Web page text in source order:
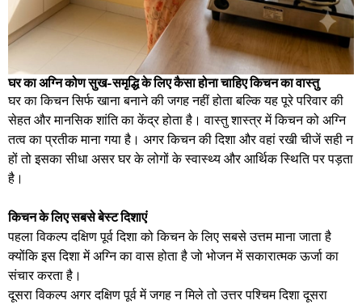
घर का अग्नि कोण सुख-समृद्धि के लिए कैसा होना चाहिए किचन का वास्तु
घर का किचन सिर्फ खाना बनाने की जगह नहीं होता बल्कि यह पूरे परिवार की
सेहत और मानसिक शांति का केंद्र होता है। वास्तु शास्त्र में किचन को अग्नि
तत्व का प्रतीक माना गया है। अगर किचन की दिशा और वहां रखी चीजें सही न
हों तो इसका सीधा असर घर के लोगों के स्वास्थ्य और आर्थिक स्थिति पर पड़ता
है।
​किचन के लिए सबसे बेस्ट दिशाएं
​पहला विकल्प दक्षिण पूर्व दिशा को किचन के लिए सबसे उत्तम माना जाता है
क्योंकि इस दिशा में अग्नि का वास होता है जो भोजन में सकारात्मक ऊर्जा का
संचार करता है।
​दूसरा विकल्प अगर दक्षिण पूर्व में जगह न मिले तो उत्तर पश्चिम दिशा दूसरा